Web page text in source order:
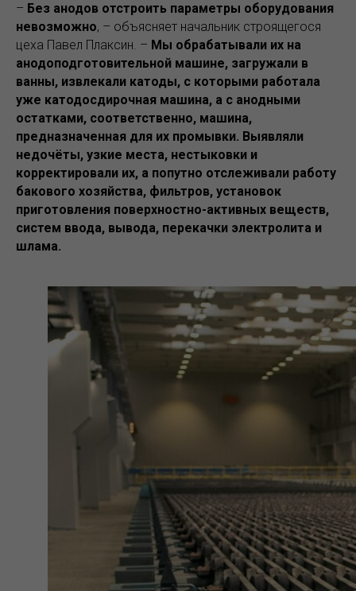
– Без анодов отстроить параметры оборудования
невозможно, – объясняет начальник строящегося
цеха Павел Плаксин. – Мы обрабатывали их на
анодоподготовительной машине, загружали в
ванны, извлекали катоды, с которыми работала
уже катодосдирочная машина, а с анодными
остатками, соответственно, машина,
предназначенная для их промывки. Выявляли
недочёты, узкие места, нестыковки и
корректировали их, а попутно отслеживали работу
бакового хозяйства, фильтров, установок
приготовления поверхностно-активных веществ,
систем ввода, вывода, перекачки электролита и
шлама.